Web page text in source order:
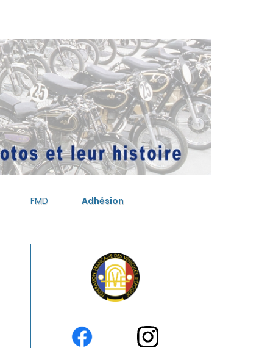
FMD Adhésion